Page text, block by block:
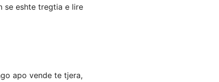
se eshte tregtia e lire
apo vende te tjera,